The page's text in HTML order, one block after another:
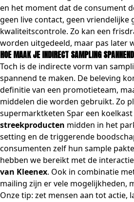
en het moment dat de consument
geen live contact, geen vriendelijke
kwaliteitscontrole. Zo kan een
worden uitgedeeld, maar pas later
HOE MAAK JE INDIRECT SAMPLING
Toch is de indirecte vorm van
spannend te maken. De beleving
definitie van een promotieteam,
middelen die worden gebruikt. Zo
supermarktketen Spar een
streekproducten midden in het
setting en de triggerende
consumenten zelf hun sample
hebben we bereikt met de
van Kleenex. Ook in combinatie
mailing zijn er vele mogelijkheden,
Onze tip: zet mensen aan tot actie,